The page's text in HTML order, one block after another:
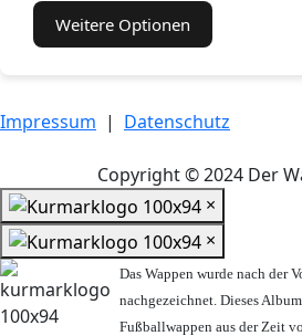
Weitere Optionen
Impressum | Datenschutz
Copyright © 2024 Der
×
×
Das Wappen wurde nach der
nachgezeichnet. Dieses
Fußballwappen aus der Zeit